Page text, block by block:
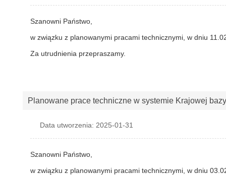
Szanowni Państwo,
w związku z planowanymi pracami technicznymi, w dniu
Za utrudnienia przepraszamy.
Planowane prace techniczne w systemie Krajowej bazy
Data utworzenia: 2025-01-31
Szanowni Państwo,
w związku z planowanymi pracami technicznymi, w dniu